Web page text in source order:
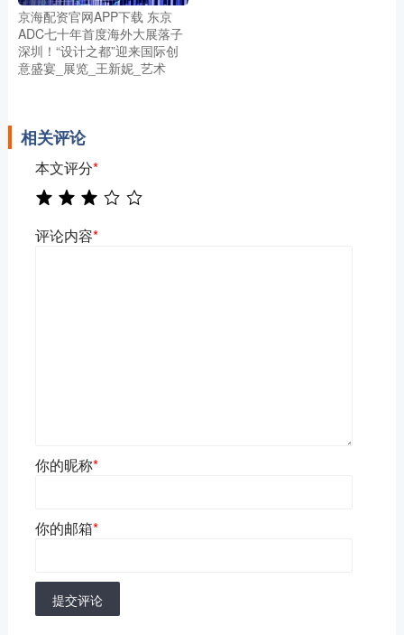
京海配资官网APP下载 东京
ADC七十年首度海外大展落子
深圳！“设计之都”迎来国际创
意盛宴_展览_王新妮_艺术
相关评论
本文评分*
评论内容*
你的昵称*
你的邮箱*
提交评论